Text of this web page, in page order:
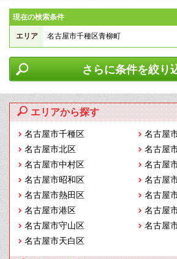
現在の検索条件
エリア 名古屋市千種区青柳町
さらに条件を絞り
エリアから探す
名古屋市千種区
名古屋
名古屋市北区
名古屋
名古屋市中村区
名古屋
名古屋市昭和区
名古屋
名古屋市熱田区
名古屋
名古屋市港区
名古屋
名古屋市守山区
名古屋
名古屋市天白区